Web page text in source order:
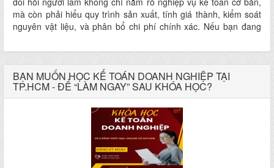
mà còn phải hiểu quy trình sản xuất, tính giá thành, kiểm soát
nguyên vật liệu, và phân bổ chi phí chính xác. Nếu bạn đang
chưa rõ làm sao để bóc tách giá thành theo từng công đoạn,
Hoặc bạn đang muốn nâng cấp kỹ năng để ứng tuyển vào
doanh nghiệp sản xuất lớn... KHÓA HỌC KẾ TOÁN DOANH
NGHIỆP SẢN XUẤT TẠI KEY sẽ là lựa chọn đúng đắn cho bạn!
BẠN MUỐN HỌC KẾ TOÁN DOANH NGHIỆP TẠI
TP.HCM - ĐỂ “LÀM NGAY” SAU KHÓA HỌC?